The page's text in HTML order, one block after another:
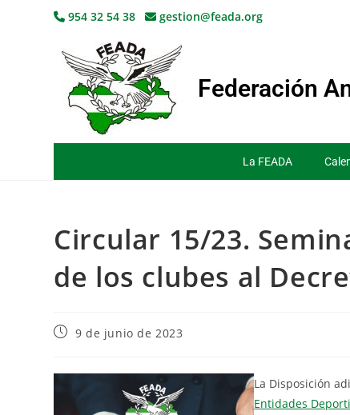
954 32 54 38 gestion@feada.org
Federación
La FEADA
Circular 15/23.
de los clubes al
9 de junio de 2023
La Disposición
Entidades